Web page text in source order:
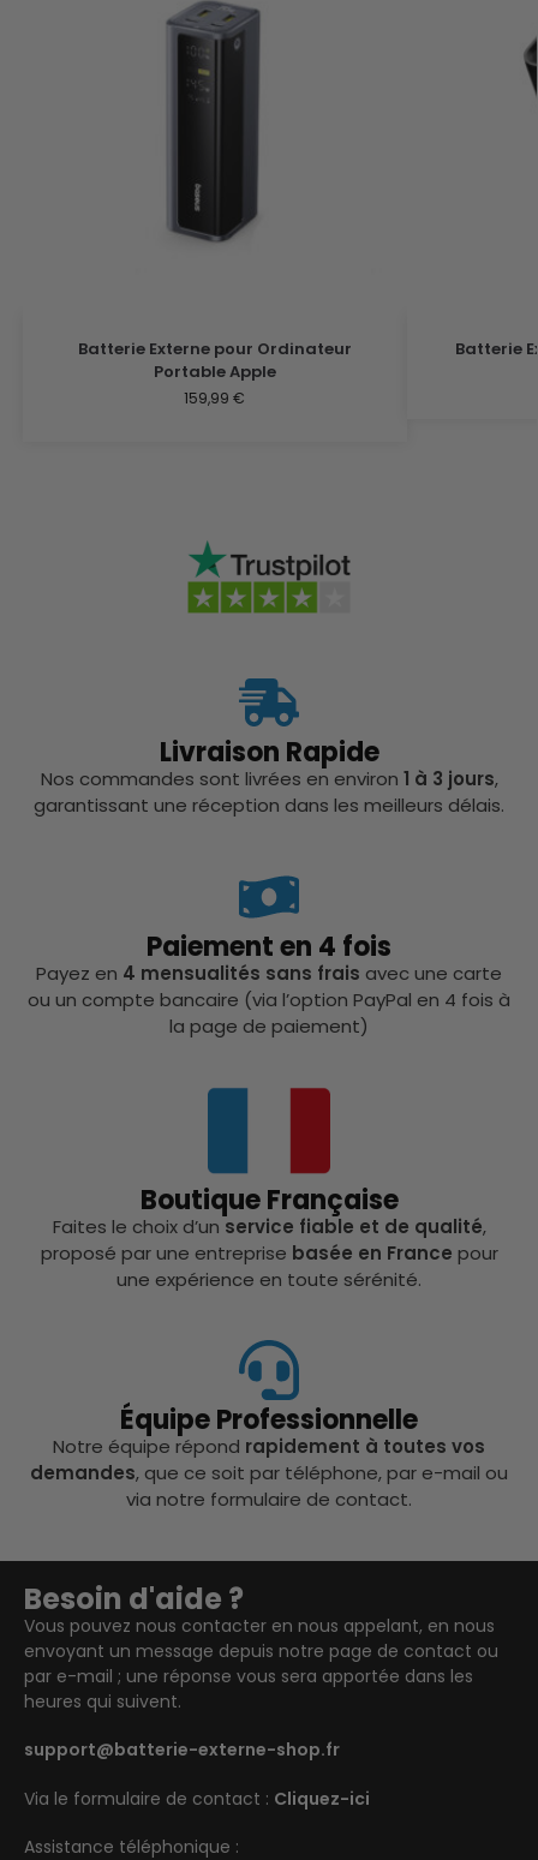
Batterie Externe pour Ordinateur
Portable Apple
159,99€
Batterie
Livraison Rapide
Nos commandes sont livrées en environ 1 à 3 jours,
garantissant une réception dans les meilleurs délais.
Paiement en 4 fois
Payez en 4 mensualités sans frais avec une carte
ou un compte bancaire (via l’option PayPal en 4 fois à
la page de paiement)
Boutique Française
Faites le choix d’un service fiable et de qualité,
proposé par une entreprise basée en France pour
une expérience en toute sérénité.
Équipe Professionnelle
Notre équipe répond rapidement à toutes vos
demandes, que ce soit par téléphone, par e-mail ou
via notre formulaire de contact.
Besoin d'aide ?
Vous pouvez nous contacter en nous appelant, en nous
envoyant un message depuis notre page de contact ou
par e-mail ; une réponse vous sera apportée dans les
heures qui suivent.
support@batterie-externe-shop.fr
Via le formulaire de contact : Cliquez-ici
Assistance téléphonique :